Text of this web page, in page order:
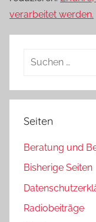
verarbeitet werden.
Suchen
Seiten
Beratung und
Bisherige Seiten
Radiobeiträge